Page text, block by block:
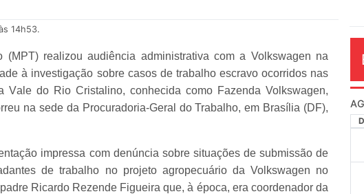
14h53.
(MPT) realizou audiência administrativa com a Volkswagen na
à investigação sobre casos de trabalho escravo ocorridos nas
do Rio Cristalino, conhecida como Fazenda Volkswagen,
na sede da Procuradoria-Geral do Trabalho, em Brasília (DF),
impressa com denúncia sobre situações de submissão de
de trabalho no projeto agropecuário da Volkswagen no
Ricardo Rezende Figueira que, à época, era coordenador da